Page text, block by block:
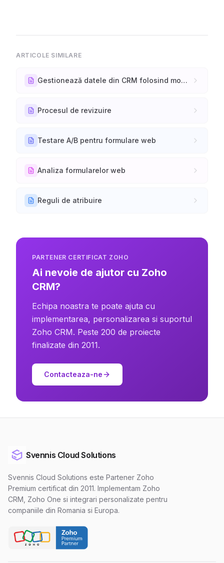
ARTICOLE SIMILARE
Gestionează datele din CRM folosind module și machete
Procesul de revizuire
Testare A/B pentru formulare web
Analiza formularelor web
Reguli de atribuire
PARTENER CERTIFICAT ZOHO
Ai nevoie de ajutor cu Zoho
CRM?
Echipa noastra te poate ajuta cu
implementarea, personalizarea si suportul
Zoho CRM. Peste 200 de proiecte
finalizate din 2011.
Contacteaza-ne
Svennis Cloud Solutions
Svennis Cloud Solutions este Partener Zoho
Premium certificat din 2011. Implementam Zoho
CRM, Zoho One si integrari personalizate pentru
companiile din Romania si Europa.